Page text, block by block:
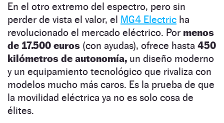
En el otro extremo del espectro, pero sin
perder de vista el valor, el MG4 Electric ha
revolucionado el mercado eléctrico. Por menos
de 17.500 euros (con ayudas), ofrece hasta 450
kilómetros de autonomía, un diseño moderno
y un equipamiento tecnológico que rivaliza con
modelos mucho más caros. Es la prueba de que
la movilidad eléctrica ya no es solo cosa de
élites.